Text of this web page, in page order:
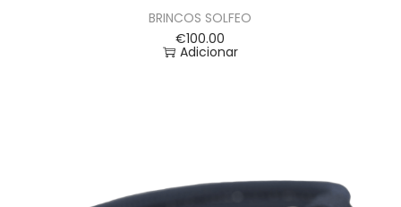
BRINCOS SOLFEO
€100.00
Adicionar